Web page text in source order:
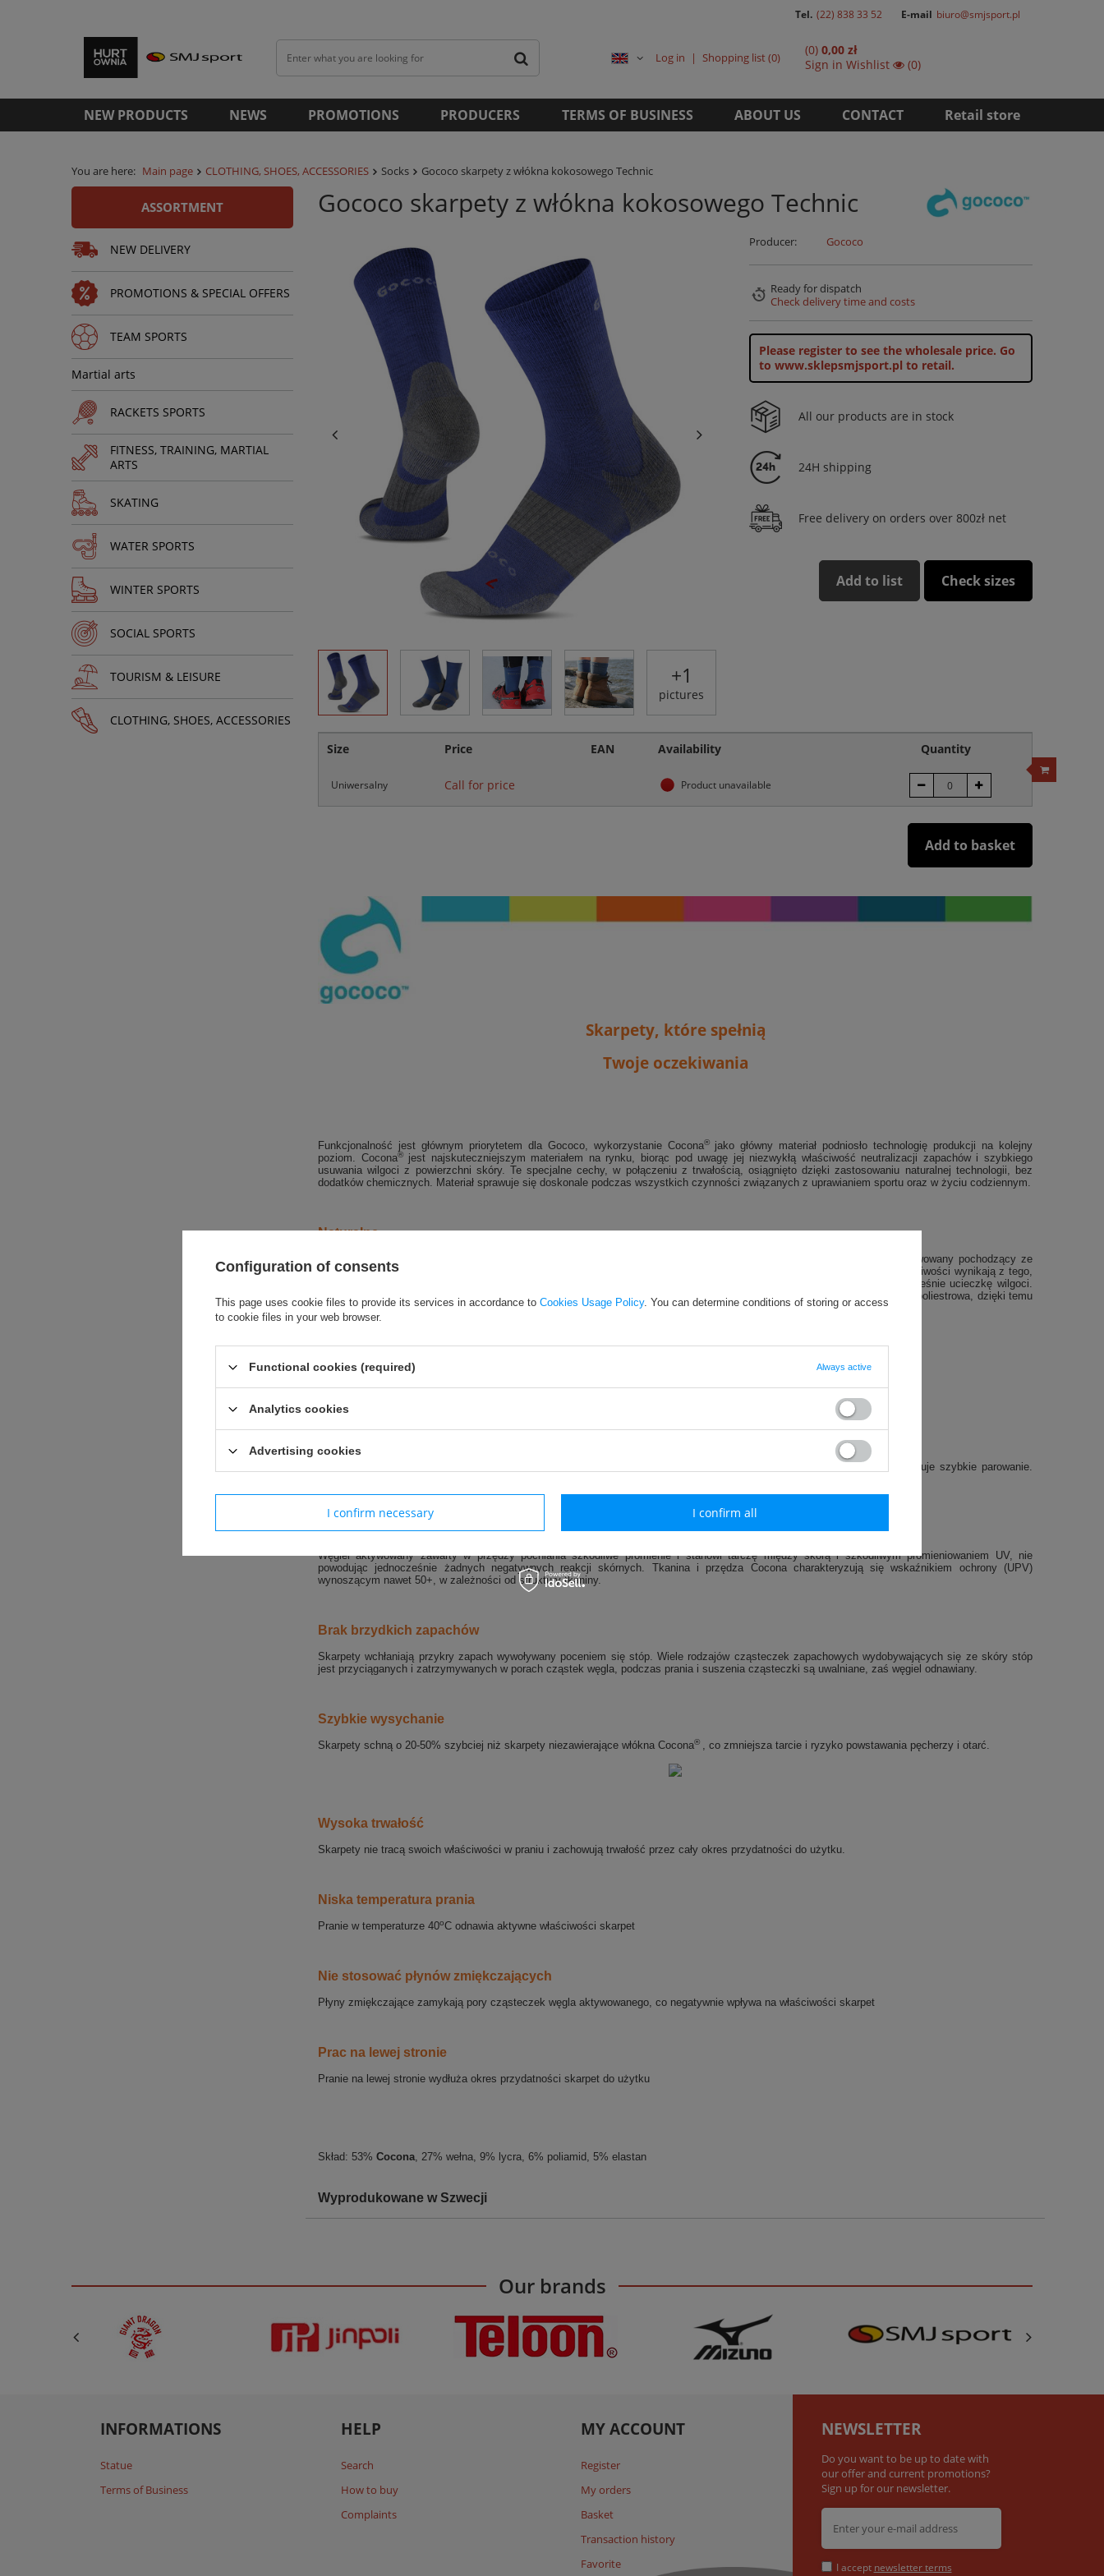
Tel. (22) 838 33 52 E-mail biuro@smjsport.pl
Log in Shopping list 0 (0) 0,00 zł
Sign in Wishlist (0)
NEW PRODUCTS NEWS PROMOTIONS PRODUCERS TERMS OF BUSINESS ABOUT US CONTACT Retail store
You are here: Main page CLOTHING, SHOES, ACCESSORIES Socks Gococo skarpety z włókna kokosowego Technic
ASSORTMENT
NEW DELIVERY
PROMOTIONS & SPECIAL OFFERS
TEAM SPORTS
Martial arts
RACKETS SPORTS
FITNESS, TRAINING, MARTIAL
ARTS
SKATING
WATER SPORTS
WINTER SPORTS
SOCIAL SPORTS
TOURISM & LEISURE
CLOTHING, SHOES, ACCESSORIES
Gococo skarpety z włókna kokosowego Technic
+1
pictures
Producer: Gococo
Ready for dispatch
Check delivery time and costs
Please register to see the wholesale price. Go
to www.sklepsmjsport.pl to retail.
All our products are in stock
24H shipping
Free delivery on orders over 800zł net
Add to list Check sizes
Size Price EAN Availability Quantity
Uniwersalny Call for price Product unavailable
Add to basket
Skarpety, które spełnią
Twoje oczekiwania
Funkcjonalność jest głównym priorytetem dla Gococo, wykorzystanie Cocona® jako główny materiał podniosło technologię produkcji na kolejny
poziom. Cocona®jest najskuteczniejszym materiałem na rynku, biorąc pod uwagę jej niezwykłą właściwość neutralizacji zapachów i szybkiego
usuwania wilgoci z powierzchni skóry. Te specjalne cechy, w połączeniu z trwałością, osiągnięto dzięki zastosowaniu naturalnej technologii, bez
dodatków chemicznych. Materiał sprawuje się doskonale podczas wszystkich czynności związanych z uprawianiem sportu oraz w życiu codziennym.
Naturalne
Skarpety są w 100% naturalne, nie zawierają dodatków chemicznych. Ich rewolucyjne właściwości zapewnia węgiel aktywowany pochodzący ze
skorup orzechów kokosowych - włókno Cocona
. Węgiel jest wprowadzony do wnętrza włókien tekstylnych. Niezwykłe właściwości wynikają z tego,
że powierzchnia węgla aktywowanego ma porowata strukturę. Pory wchłaniają cząsteczki zapachowe umożliwiając jednocześnie ucieczkę wilgoci.
Przędza wykonywana z zastosowaniem technologii Cocona
ma powierzchnię 18 razy większą niż konwencjonalna przędza poliestrowa, dzięki temu
wilgoć ze skóry jest wchłaniana znacznie szybciej niż normalnie.
Węgiel aktywowany zawarty we włóknach odciąga wilgoć od skóry i transportuje ją na powierzchnię włókna, gdzie następuje szybkie parowanie.
Ochrona UV
Węgiel aktywowany zawarty w przędzy pochłania szkodliwe promienie i stanowi tarczę między skórą i szkodliwym promieniowaniem UV, nie
powodując jednocześnie żadnych negatywnych reakcji skórnych. Tkanina i przędza Cocona charakteryzują się wskaźnikiem ochrony (UPV)
wynoszącym nawet 50+, w zależności od struktury tkaniny.
Brak brzydkich zapachów
Skarpety wchłaniają przykry zapach wywoływany poceniem się stóp. Wiele rodzajów cząsteczek zapachowych wydobywających się ze skóry stóp
jest przyciąganych i zatrzymywanych w porach cząstek węgla, podczas prania i suszenia cząsteczki są uwalniane, zaś węgiel odnawiany.
Szybkie wysychanie
Skarpety schną o 20-50% szybciej niż skarpety niezawierające włókna Cocona® , co zmniejsza tarcie i ryzyko powstawania pęcherzy i otarć.
Wysoka trwałość
Skarpety nie tracą swoich właściwości w praniu i zachowują trwałość przez cały okres przydatności do użytku.
Niska temperatura prania
Pranie w temperaturze 40oC odnawia aktywne właściwości skarpet
Nie stosować płynów zmiękczających
Płyny zmiękczające zamykają pory cząsteczek węgla aktywowanego, co negatywnie wpływa na właściwości skarpet
Prac na lewej stronie
Pranie na lewej stronie wydłuża okres przydatności skarpet do użytku
Skład: 53% Cocona , 27% wełna, 9% lycra, 6% poliamid, 5% elastan
Wyprodukowane w Szwecji
Our brands
INFORMATIONS
Statue
Terms of Business
HELP
Search
How to buy
Complaints
MY ACCOUNT
Register
My orders
Basket
Transaction history
Favorite
NEWSLETTER
Do you want to be up to date with
our offer and current promotions?
Sign up for our newsletter.
I accept newsletter terms
Configuration of consents
This page uses cookie files to provide its services in accordance to Cookies Usage Policy. You can determine conditions of storing or access
to cookie files in your web browser.
Functional cookies (required) Always active
Analytics cookies
Advertising cookies
I confirm necessary I confirm all